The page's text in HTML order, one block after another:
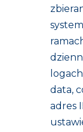
data,
adres